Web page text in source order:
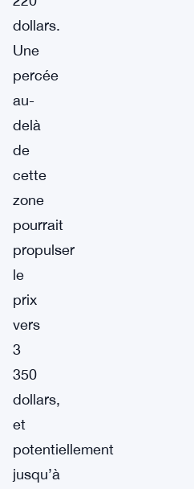
dollars.
Une
percée
au-
delà
de
cette
zone
pourrait
propulser
le
prix
vers
3
350
dollars,
et
potentiellement
jusqu’à